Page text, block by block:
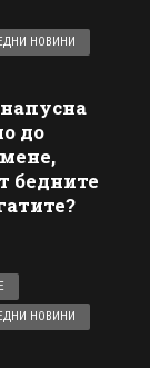
НОВИНИ
до
бедните
НОВИНИ